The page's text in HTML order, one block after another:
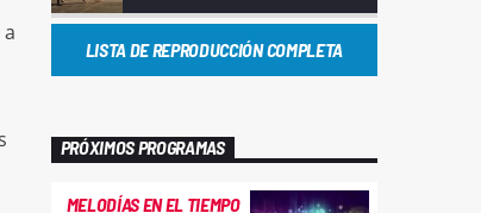
LISTA DE REPRODUCCIÓN COMPLETA
PRÓXIMOS PROGRAMAS
MELODÍAS EN EL TIEMPO